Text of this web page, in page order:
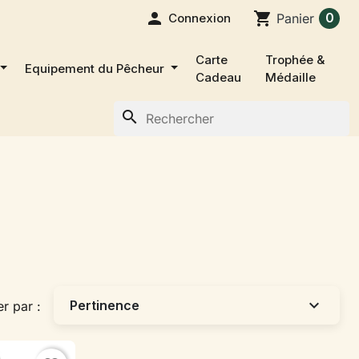
 Connexion shopping_cart Panier 0
Equipement du Pêcheur
Carte
Cadeau
Trophée &
Médaille
search
par : Pertinence expand_more